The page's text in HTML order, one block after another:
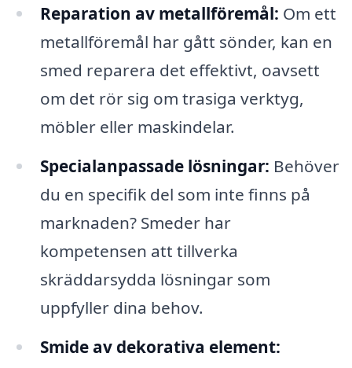
Reparation av metallföremål: Om ett
metallföremål har gått sönder, kan en
smed reparera det effektivt, oavsett
om det rör sig om trasiga verktyg,
möbler eller maskindelar.
Specialanpassade lösningar: Behöver
du en specifik del som inte finns på
marknaden? Smeder har
kompetensen att tillverka
skräddarsydda lösningar som
uppfyller dina behov.
Smide av dekorativa element: